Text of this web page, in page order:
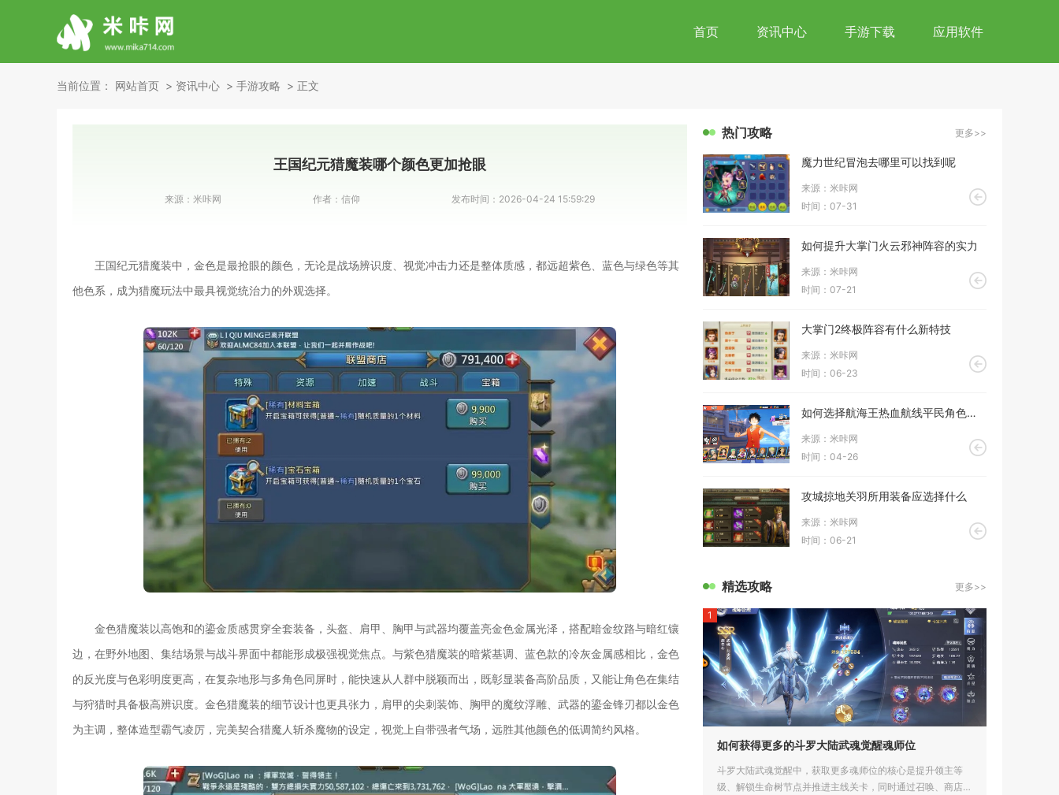
首页 资讯中心 手游下载 应用软件
当前位置： 网站首页 资讯中心 手游攻略 正文
王国纪元猎魔装哪个颜色更加抢眼
来源： 米咔网 作者： 信仰 发布时间： 2026-04-24 15:59:29
王国纪元猎魔装中，金色是最抢眼的颜色，无论是战场辨识度、视觉冲击力还是整体质感，都远超紫色、蓝色与绿色等其
他色系，成为猎魔玩法中最具视觉统治力的外观选择。
金色猎魔装以高饱和的鎏金质感贯穿全套装备，头盔、肩甲、胸甲与武器均覆盖亮金色金属光泽，搭配暗金纹路与暗红镶
边，在野外地图、集结场景与战斗界面中都能形成极强视觉焦点。与紫色猎魔装的暗紫基调、蓝色款的冷灰金属感相比，金色
的反光度与色彩明度更高，在复杂地形与多角色同屏时，能快速从人群中脱颖而出，既彰显装备高阶品质，又能让角色在集结
与狩猎时具备极高辨识度。金色猎魔装的细节设计也更具张力，肩甲的尖刺装饰、胸甲的魔纹浮雕、武器的鎏金锋刃都以金色
为主调，整体造型霸气凌厉，完美契合猎魔人斩杀魔物的设定，视觉上自带强者气场，远胜其他颜色的低调简约风格。
热门攻略 更多>>
魔力世纪冒泡去哪里可以找到呢
来源：米咔网
时间：07-31
如何提升大掌门火云邪神阵容的实力
来源：米咔网
时间：07-21
大掌门2终极阵容有什么新特技
来源：米咔网
时间：06-23
如何选择航海王热血航线平民角色的搭配策略
来源：米咔网
时间：04-26
攻城掠地关羽所用装备应选择什么
来源：米咔网
时间：06-21
精选攻略 更多>>
1
如何获得更多的斗罗大陆武魂觉醒魂师位
斗罗大陆武魂觉醒中，获取更多魂师位的核心是提升领主等
级、解锁生命树节点并推进主线关卡，同时通过召唤、商店兑